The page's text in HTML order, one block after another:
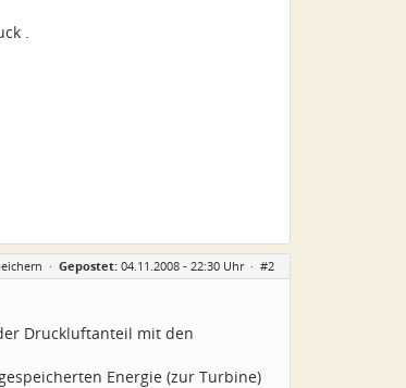
.
· Gepostet: 04.11.2008 - 22:30 Uhr · #2
Druckluftanteil mit den
Energie (zur Turbine)